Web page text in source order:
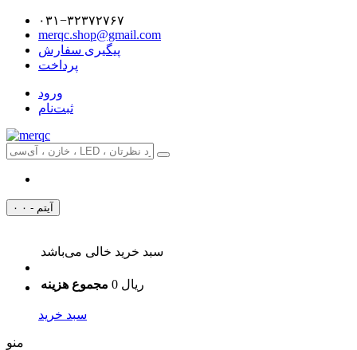
۰۳۱−۳۲۳۷۲۷۶۷
merqc.shop@gmail.com
پیگیری سفارش
پرداخت
ورود
ثبت‌نام
۰ آیتم - ۰
سبد خرید خالی می‌باشد
مجموع هزینه 0 ریال
سبد خرید
منو